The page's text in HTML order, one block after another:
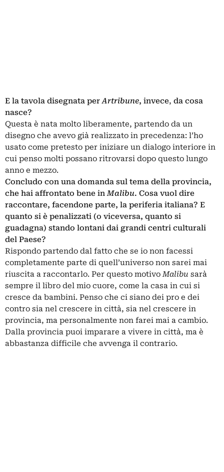
E la tavola disegnata perArtribune, invece, da cosa
nasce?
Questa è nata molto liberamente, partendo da un
disegno che avevo già realizzato in precedenza: l’ho
usato come pretesto per iniziare un dialogo interiore in
cui penso molti possano ritrovarsi dopo questo lungo
anno e mezzo.
Concludo con una domanda sul tema della provincia,
che hai affrontato bene inMalibu. Cosa vuol dire
raccontare, facendone parte, la periferia italiana? E
quanto si è penalizzati (o viceversa, quanto si
guadagna) stando lontani dai grandi centri culturali
del Paese?
Rispondo partendo dal fatto che se io non facessi
completamente parte di quell’universo non sarei mai
riuscita a raccontarlo. Per questo motivoMalibu sarà
sempre il libro del mio cuore, come la casa in cui si
cresce da bambini. Penso che ci siano dei pro e dei
contro sia nel crescere in città, sia nel crescere in
provincia, ma personalmente non farei mai a cambio.
Dalla provincia puoi imparare a vivere in città, ma è
abbastanza difficile che avvenga il contrario.